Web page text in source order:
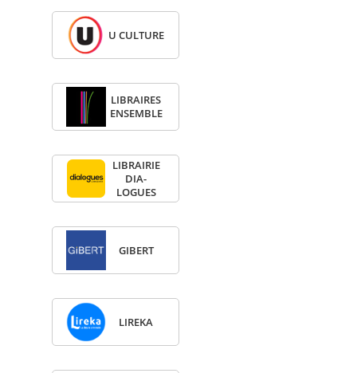
U CULTURE
LIBRAIRES
ENSEMBLE
LIBRAI­RIE
DIA­
LOGUES
GIBERT
LIREKA